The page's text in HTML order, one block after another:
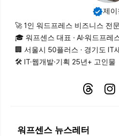
제이
🚀 1인 워드프레스 비즈니스 전
🎓 워프센스 대표 · AI·워드프레
🏢 서울시 50플러스 · 경기도 IT
🛠 IT·웹개발·기획 25년+ 고인물
워프센스 뉴스레터